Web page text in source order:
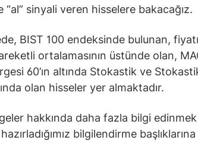
sinyali veren hisselere bakacağız.
BIST 100 endeksinde bulunan,
ortalamasının üstünde olan,
60’ın altında Stokastik ve
olan hisseler yer almaktadır.
hakkında daha fazla bilgi edinmek
bilgilendirme